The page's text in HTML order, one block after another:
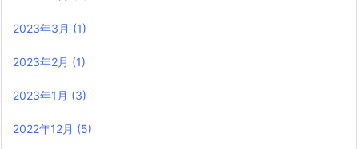
2023年3月 (1)
2023年2月 (1)
2023年1月 (3)
2022年12月 (5)